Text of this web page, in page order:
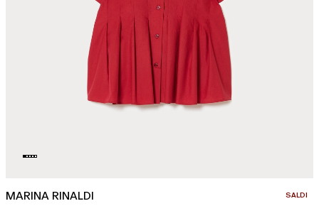
MARINA RINALDI SALDI